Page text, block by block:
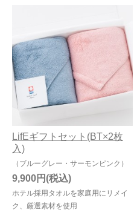
LifEギフトセット(BT×2枚
入)
（ブルーグレー・サーモンピンク）
ホテル採用タオルを家庭用にリメイ
ク、厳選素材を使用
9,900円